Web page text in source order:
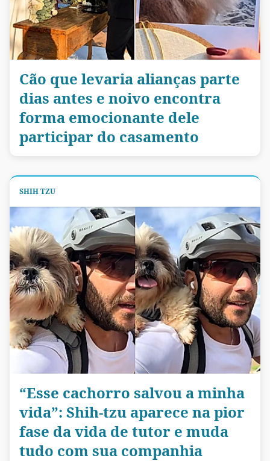
Cão que levaria alianças parte
dias antes e noivo encontra
forma emocionante dele
participar do casamento
SHIH TZU
“Esse cachorro salvou a minha
vida”: Shih-tzu aparece na pior
fase da vida de tutor e muda
tudo com sua companhia